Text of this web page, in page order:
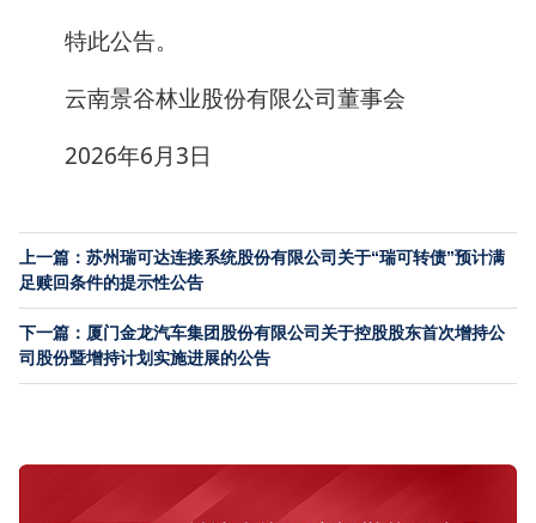
特此公告。
云南景谷林业股份有限公司董事会
2026年6月3日
上一篇：苏州瑞可达连接系统股份有限公司关于“瑞可转债”预计满
足赎回条件的提示性公告
下一篇：厦门金龙汽车集团股份有限公司关于控股股东首次增持公
司股份暨增持计划实施进展的公告